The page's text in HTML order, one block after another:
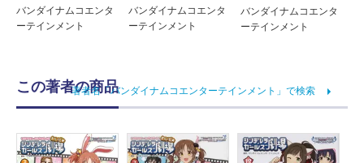
バンダイナムコエンタ
ーテインメント
バンダイナムコエンタ
ーテインメント
バンダイナムコエンタ
ーテインメント
この著者の商品著者名「バンダイナムコエンターテインメント」で検索